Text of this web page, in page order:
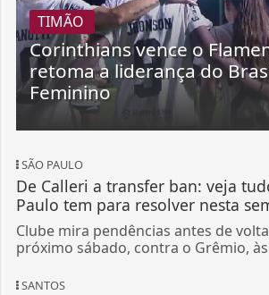
TIMÃO
Corinthians vence o
retoma a liderança do
Feminino
SÃO PAULO
De Calleri a transfer ban: veja
Paulo tem para resolver nesta
Clube mira pendências antes de
próximo sábado, contra o Grêmio,
SANTOS